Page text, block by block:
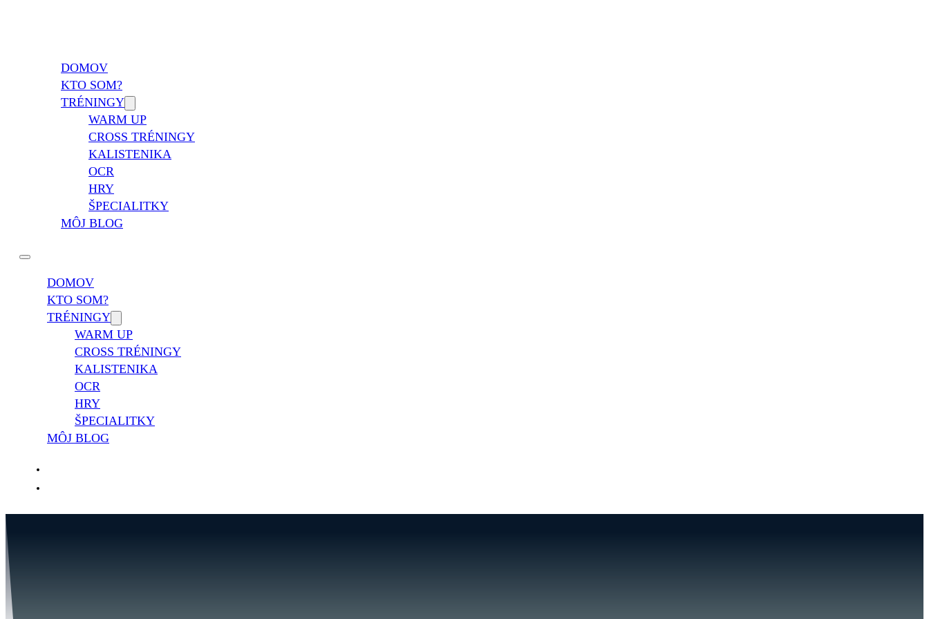
DOMOV
KTO SOM?
TRÉNINGY
WARM UP
CROSS TRÉNINGY
KALISTENIKA
OCR
HRY
ŠPECIALITKY
MÔJ BLOG
DOMOV
KTO SOM?
TRÉNINGY
WARM UP
CROSS TRÉNINGY
KALISTENIKA
OCR
HRY
ŠPECIALITKY
MÔJ BLOG